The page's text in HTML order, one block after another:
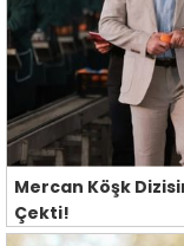
Mercan Köşk
Çekti!